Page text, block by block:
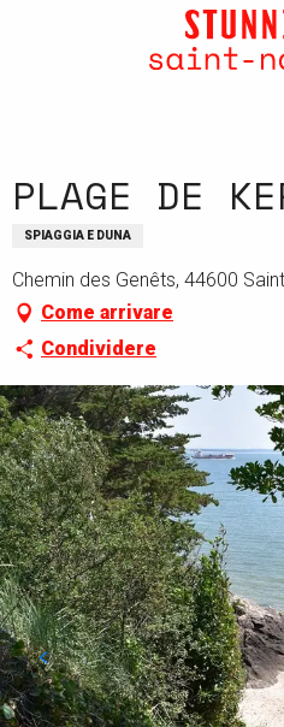
PLAGE DE
SPIAGGIA E DUNA
Chemin des Genêts, 44600
Come arrivare
Condividere